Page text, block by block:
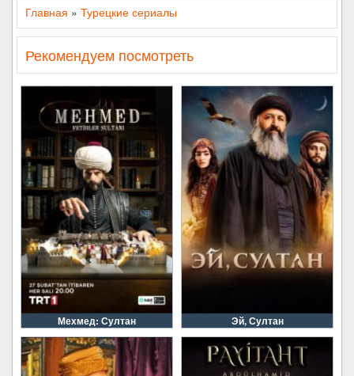
Главная » Турецкие сериалы
Рекомендуем посмотреть
Мехмед: Султан Эй, Султан